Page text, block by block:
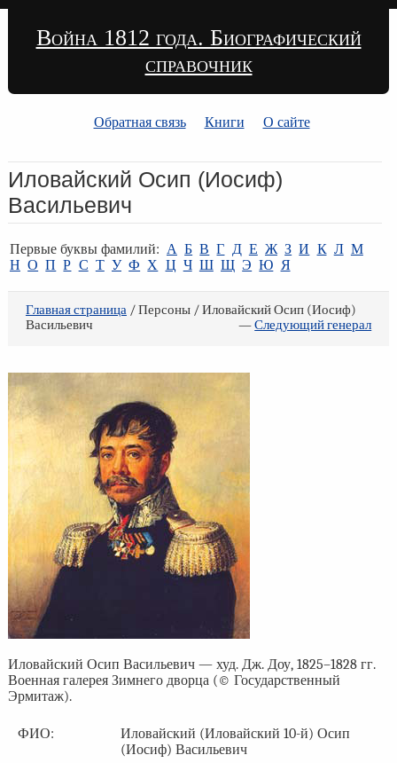
Война 1812 года. Биографический
справочник
Обратная связь Книги О сайте
Иловайский Осип (Иосиф)
Васильевич
Первые буквы фамилий: А Б В Г Д Е Ж З И К Л М
Н О П Р С Т У Ф Х Ц Ч Ш Щ Э Ю Я
Главная страница/ Персоны / Иловайский Осип (Иосиф)
Васильевич
—Следующий генерал
Иловайский Осип Васильевич — худ. Дж. Доу, 1825–1828 гг.
Военная галерея Зимнего дворца (© Государственный
Эрмитаж).
ФИО:
Иловайский (Иловайский 10-й) Осип
(Иосиф) Васильевич